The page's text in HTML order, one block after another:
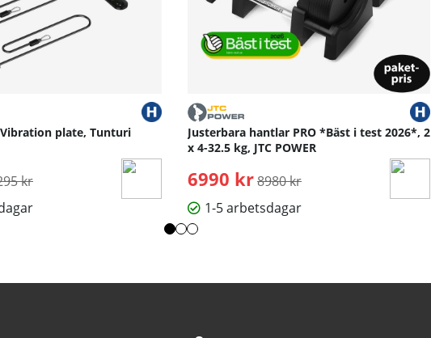
plate, Tunturi
pris:
kr
Justerbara hantlar PRO *Bäst i test 2026*, 2
x 4-32.5 kg, JTC POWER
6990 kr Ordinarie pris:
8980 kr
1-5 arbetsdagar